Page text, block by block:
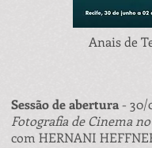
Anais de
Sessão de abertura- 30/
Fotografia de Cinema
com HERNANI